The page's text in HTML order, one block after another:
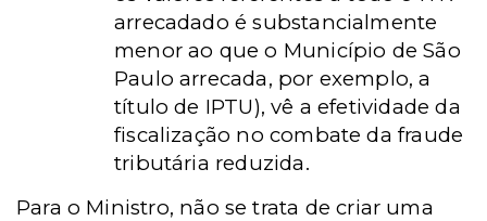
arrecadado é substancialmente
menor ao que o Município de São
Paulo arrecada, por exemplo, a
título de IPTU), vê a efetividade da
fiscalização no combate da fraude
tributária reduzida.
Para o Ministro, não se trata de criar uma